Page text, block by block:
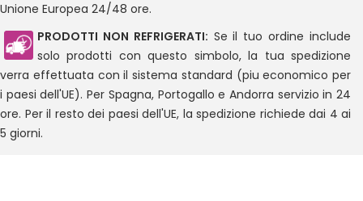
Unione Europea 24/48 ore.
PRODOTTI NON REFRIGERATI: Se il tuo ordine include
solo prodotti con questo simbolo, la tua spedizione
verra effettuata con il sistema standard (piu economico per
i paesi dell'UE). Per Spagna, Portogallo e Andorra servizio in 24
ore. Per il resto dei paesi dell'UE, la spedizione richiede dai 4 ai
5 giorni.